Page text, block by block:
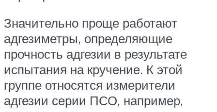
Значительно проще работают
адгезиметры, определяющие
прочность адгезии в результате
испытания на кручение. К этой
группе относятся измерители
адгезии серии ПСО, например,